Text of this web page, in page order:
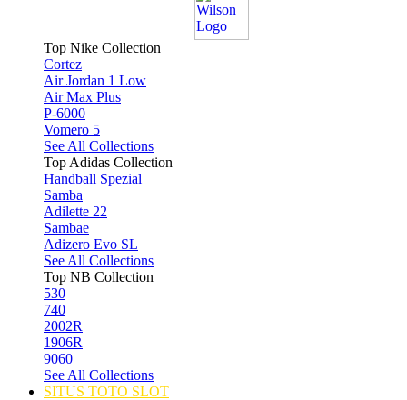
Top Nike Collection
Cortez
Air Jordan 1 Low
Air Max Plus
P-6000
Vomero 5
See All Collections
Top Adidas Collection
Handball Spezial
Samba
Adilette 22
Sambae
Adizero Evo SL
See All Collections
Top NB Collection
530
740
2002R
1906R
9060
See All Collections
SITUS TOTO SLOT